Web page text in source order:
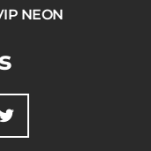
NEON